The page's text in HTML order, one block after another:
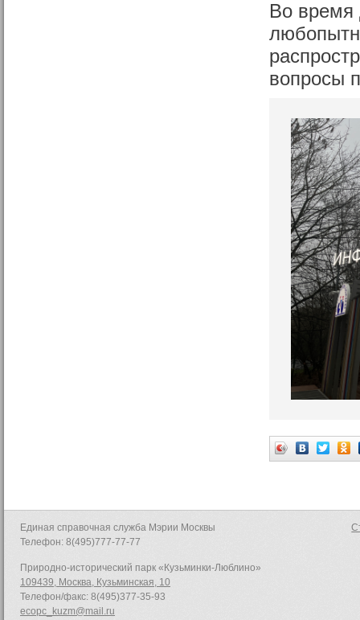
Во время
вопросы
Единая справочная служба Мэрии Москвы
Телефон: 8(495)777-77-77
Природно-исторический парк «Кузьминки-Люблино»
109439, Москва, Кузьминская, 10
Телефон/факс: 8(495)377-35-93
ecopc_kuzm@mail.ru